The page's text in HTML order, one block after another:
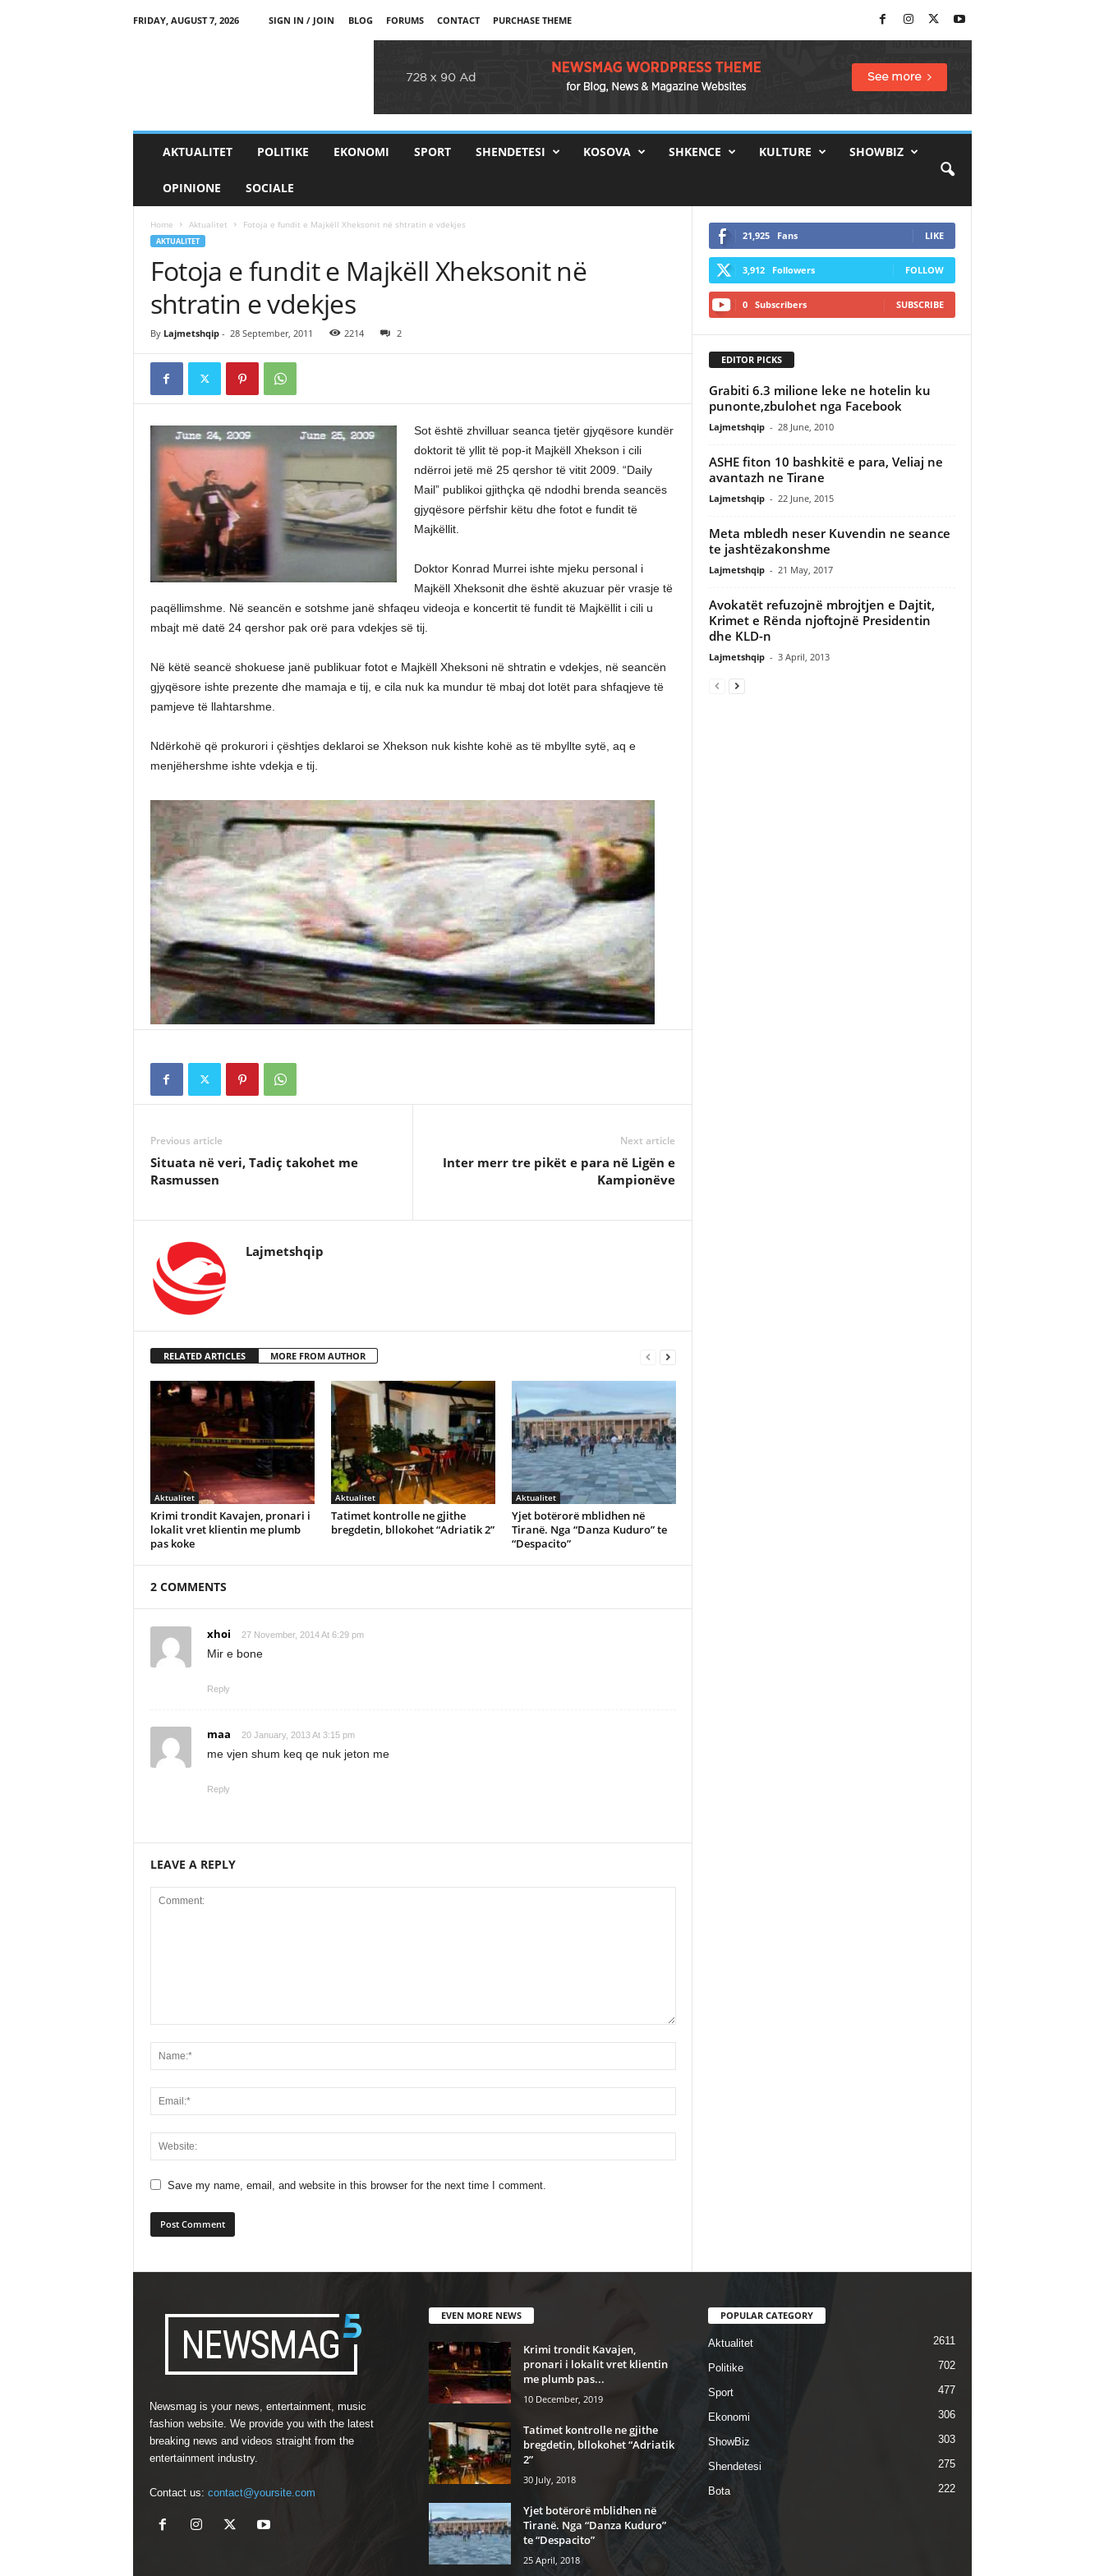
FRIDAY, AUGUST 7, 2026 SIGN IN / JOIN BLOG FORUMS CONTACT PURCHASE THEME
AKTUALITET POLITIKE EKONOMI SPORT SHENDETESI KOSOVA SHKENCE KULTURE SHOWBIZ
OPINIONE SOCIALE
Home Aktualitet Fotoja e fundit e Majkëll Xheksonit në shtratin e vdekjes
AKTUALITET
Fotoja e fundit e Majkëll Xheksonit në
shtratin e vdekjes
By Lajmetshqip- 28 September, 2011 2214 2
Sot është zhvilluar seanca tjetër gjyqësore kundër
doktorit të yllit të pop-it Majkëll Xhekson i cili
ndërroi jetë më 25 qershor të vitit 2009. “Daily
Mail” publikoi gjithçka që ndodhi brenda seancës
gjyqësore përfshir këtu dhe fotot e fundit të
Majkëllit.
Doktor Konrad Murrei ishte mjeku personal i
Majkëll Xheksonit dhe është akuzuar për vrasje të
paqëllimshme. Në seancën e sotshme janë shfaqeu videoja e koncertit të fundit të Majkëllit i cili u
mbajt më datë 24 qershor pak orë para vdekjes së tij.
Në këtë seancë shokuese janë publikuar fotot e Majkëll Xheksoni në shtratin e vdekjes, në seancën
gjyqësore ishte prezente dhe mamaja e tij, e cila nuk ka mundur të mbaj dot lotët para shfaqjeve të
pamjeve të llahtarshme.
Ndërkohë që prokurori i çështjes deklaroi se Xhekson nuk kishte kohë as të mbyllte sytë, aq e
menjëhershme ishte vdekja e tij.
Previous article
Situata në veri, Tadiç takohet me
Rasmussen
Next article
Inter merr tre pikët e para në Ligën e
Kampionëve
Lajmetshqip
RELATED ARTICLES MORE FROM AUTHOR
Aktualitet
Krimi trondit Kavajen, pronari i
lokalit vret klientin me plumb
pas koke
Aktualitet
Tatimet kontrolle ne gjithe
bregdetin, bllokohet “Adriatik 2”
Aktualitet
Yjet botërorë mblidhen në
Tiranë. Nga “Danza Kuduro” te
“Despacito”
2 COMMENTS
xhoi 27 November, 2014 At 6:29 pm
Mir e bone
Reply
maa 20 January, 2013 At 3:15 pm
me vjen shum keq qe nuk jeton me
Reply
LEAVE A REPLY
Save my name, email, and website in this browser for the next time I comment.
21,925 Fans LIKE
3,912 Followers FOLLOW
0 Subscribers SUBSCRIBE
EDITOR PICKS
Grabiti 6.3 milione leke ne hotelin ku
punonte,zbulohet nga Facebook
Lajmetshqip - 28 June, 2010
ASHE fiton 10 bashkitë e para, Veliaj ne
avantazh ne Tirane
Lajmetshqip - 22 June, 2015
Meta mbledh neser Kuvendin ne seance
te jashtëzakonshme
Lajmetshqip - 21 May, 2017
Avokatët refuzojnë mbrojtjen e Dajtit,
Krimet e Rënda njoftojnë Presidentin
dhe KLD-n
Lajmetshqip - 3 April, 2013
Newsmag is your news, entertainment, music
fashion website. We provide you with the latest
breaking news and videos straight from the
entertainment industry.
Contact us: contact@yoursite.com
EVEN MORE NEWS
Krimi trondit Kavajen,
pronari i lokalit vret klientin
me plumb pas...
10 December, 2019
Tatimet kontrolle ne gjithe
bregdetin, bllokohet “Adriatik
2”
30 July, 2018
Yjet botërorë mblidhen në
Tiranë. Nga “Danza Kuduro”
te “Despacito”
25 April, 2018
POPULAR CATEGORY
Aktualitet 2611
Politike 702
Sport 477
Ekonomi 306
ShowBiz 303
Shendetesi 275
Bota 222